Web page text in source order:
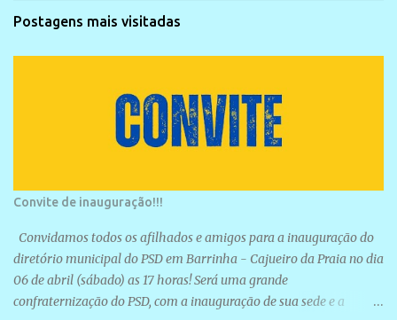
Postagens mais visitadas
Convite de inauguração!!!
Convidamos todos os afilhados e amigos para a inauguração do
diretório municipal do PSD em Barrinha - Cajueiro da Praia no dia
06 de abril (sábado) as 17 horas! Será uma grande
confraternização do PSD, com a inauguração de sua sede e a